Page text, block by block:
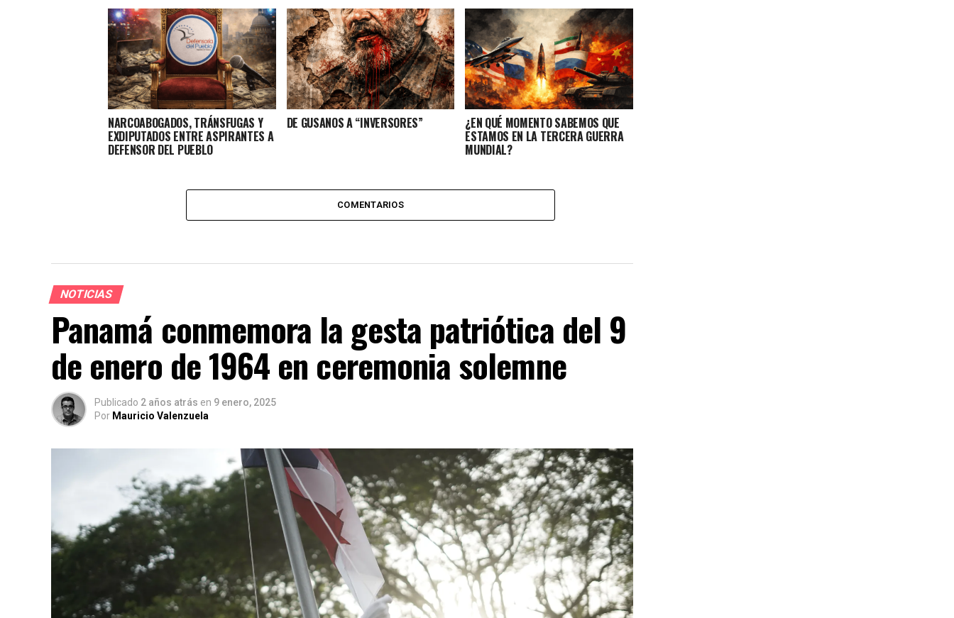
NARCOABOGADOS, TRÁNSFUGAS Y
EXDIPUTADOS ENTRE ASPIRANTES A
DEFENSOR DEL PUEBLO
DE GUSANOS A “INVERSORES” ¿EN QUÉ MOMENTO SABEMOS QUE
ESTAMOS EN LA TERCERA GUERRA
MUNDIAL?
COMENTARIOS
NOTICIAS
Panamá conmemora la gesta patriótica del 9
de enero de 1964 en ceremonia solemne
Publicado 2 años atrás en 9 enero, 2025
Por Mauricio Valenzuela